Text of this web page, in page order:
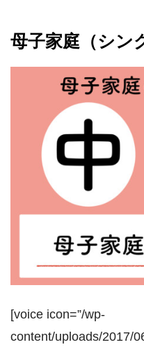
母子家庭（シン
[voice icon=”/wp-
content/uploads/2017/